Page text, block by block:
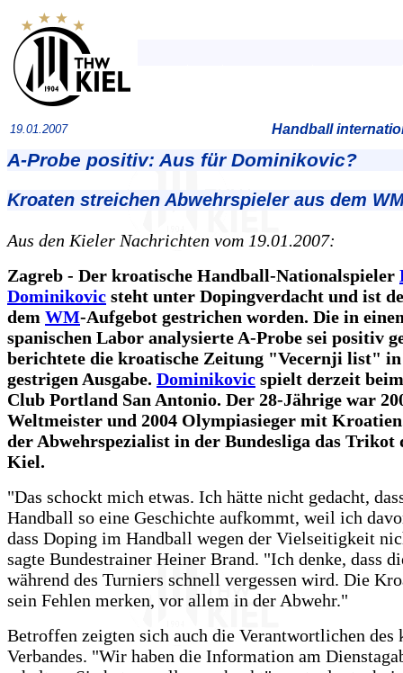
19.01.2007 Handball
A-Probe positiv: Aus für Dominikovic?
Kroaten streichen Abwehrspieler aus dem
Aus den Kieler Nachrichten vom 19.01.2007:
Zagreb - Der kroatische Handball-Nationalspieler
Dominikovic steht unter Dopingverdacht und ist
dem WM-Aufgebot gestrichen worden. Die in
spanischen Labor analysierte A-Probe sei positiv
berichtete die kroatische Zeitung "Vecernji list"
gestrigen Ausgabe. Dominikovic spielt derzeit
Club Portland San Antonio. Der 28-Jährige war
Weltmeister und 2004 Olympiasieger mit
der Abwehrspezialist in der Bundesliga das Trikot
Kiel.
"Das schockt mich etwas. Ich hätte nicht gedacht,
Handball so eine Geschichte aufkommt, weil ich
dass Doping im Handball wegen der Vielseitigkeit
sagte Bundestrainer Heiner Brand. "Ich denke, dass
während des Turniers schnell vergessen wird. Die
sein Fehlen merken, vor allem in der Abwehr."
Betroffen zeigten sich auch die Verantwortlichen des
Verbandes. "Wir haben die Information am